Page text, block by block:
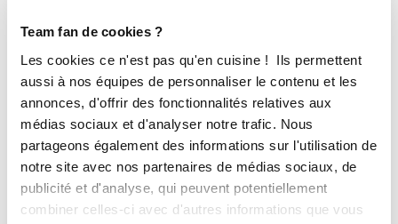
Team fan de cookies ?
Les cookies ce n'est pas qu'en cuisine ! Ils permettent
aussi à nos équipes de personnaliser le contenu et les
annonces, d'offrir des fonctionnalités relatives aux
médias sociaux et d'analyser notre trafic. Nous
partageons également des informations sur l'utilisation de
notre site avec nos partenaires de médias sociaux, de
publicité et d'analyse, qui peuvent potentiellement
combiner celles-ci avec d'autres informations que vous